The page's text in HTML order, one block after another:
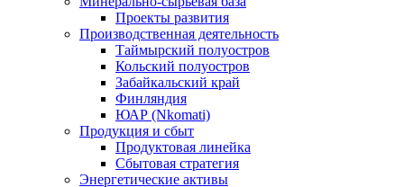
Проекты развития
Производственная деятельность
Таймырский полуостров
Кольский полуостров
Забайкальский край
Финляндия
ЮАР (Nkomati)
Продукция и сбыт
Продуктовая линейка
Сбытовая стратегия
Энергетические активы